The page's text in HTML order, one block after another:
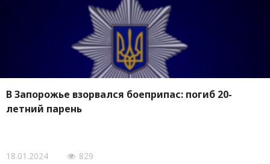
В Запорожье взорвался боеприпас: погиб 20-
летний парень
18.01.2024 829